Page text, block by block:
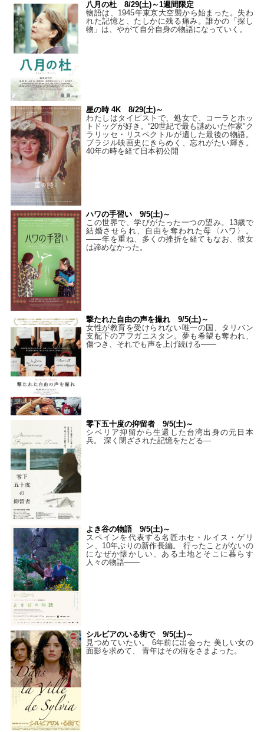
八月の杜 8/29(土)～1週間限定
物語は、1945年東京大空襲から始まった。失わ
れた記憶と、たしかに残る痛み。誰かの「探し
物」は、やがて自分自身の物語になっていく。
星の時 4K 8/29(土)～
わたしはタイピストで、処⼥で、コーラとホッ
トドッグが好き。“20世紀で最も謎めいた作家”ク
ラリッセ・リスペクトルが遺した最後の物語。
ブラジル映画史にきらめく、忘れがたい輝き。
40年の時を経て⽇本初公開
ハワの手習い 9/5(土)～
この世界で、学びがたった一つの望み。13歳で
結婚させられ、自由を奪われた母〈ハワ〉。
——年を重ね、多くの挫折を経てもなお、彼女
は諦めなかった。
撃たれた自由の声を撮れ 9/5(土)～
女性が教育を受けられない唯一の国、タリバン
支配下のアフガニスタン。夢も希望も奪われ、
傷つき、それでも声を上げ続ける——
零下五十度の抑留者 9/5(土)～
シベリア抑留から生還した台湾出身の元日本
兵。 深く閉ざされた記憶をたどる—
よき谷の物語 9/5(土)～
スペインを代表する名匠ホセ・ルイス・ゲリ
ン、10年ぶりの新作長編。 行ったことがないの
になぜか懐かしい、ある土地とそこに暮らす
人々の物語――
シルビアのいる街で 9/5(土)～
見つめていたい。 6年前に出会った 美しい女の
面影を求めて、 青年はその街をさまよった。